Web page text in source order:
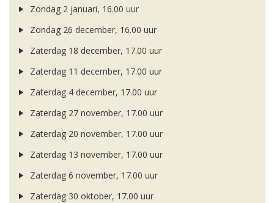
Zondag 2 januari, 16.00 uur
Zondag 26 december, 16.00 uur
Zaterdag 18 december, 17.00 uur
Zaterdag 11 december, 17.00 uur
Zaterdag 4 december, 17.00 uur
Zaterdag 27 november, 17.00 uur
Zaterdag 20 november, 17.00 uur
Zaterdag 13 november, 17.00 uur
Zaterdag 6 november, 17.00 uur
Zaterdag 30 oktober, 17.00 uur